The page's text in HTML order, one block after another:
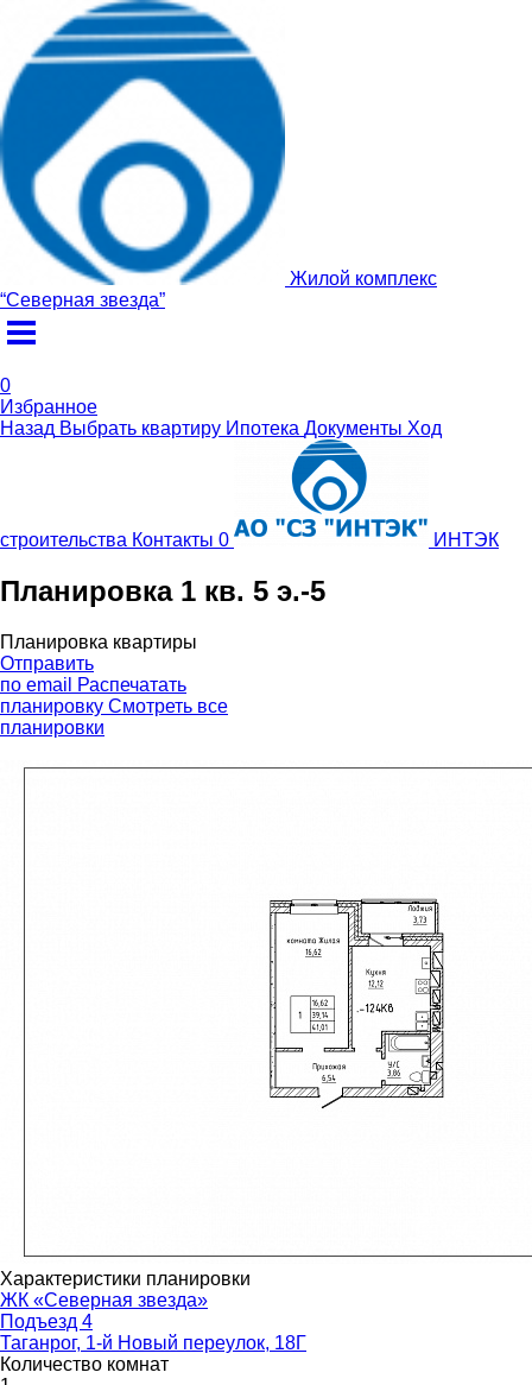
Жилой комплекс
“Северная звезда”
0
Избранное
Назад Выбрать квартиру Ипотека Документы Ход
строительства Контакты 0 ИНТЭК
Планировка 1 кв. 5 э.-5
Планировка квартиры
Отправить
по email
Распечатать
планировку Смотреть все
планировки
Характеристики планировки
ЖК «Северная звезда»
Подъезд 4
Таганрог, 1-й Новый переулок, 18Г
Количество комнат